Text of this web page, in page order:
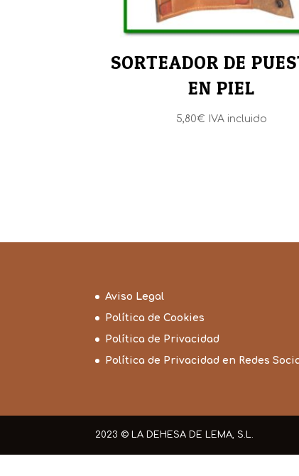
SORTEADOR DE
EN PIEL
5,80€ IVA incluido
Aviso Legal
Política de Cookies
Política de Privacidad
Política de Privacidad en Redes
2023 © LA DEHESA DE LEMA, S.L.